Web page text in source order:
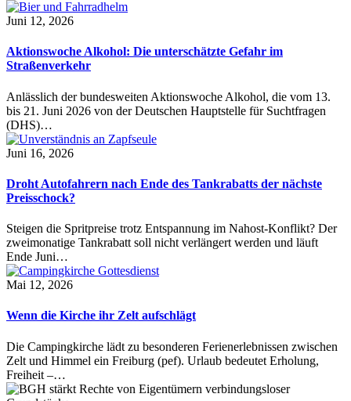
Juni 12, 2026
Aktionswoche Alkohol: Die unterschätzte Gefahr im
Straßenverkehr
Anlässlich der bundesweiten Aktionswoche Alkohol, die vom 13.
bis 21. Juni 2026 von der Deutschen Hauptstelle für Suchtfragen
(DHS)…
Juni 16, 2026
Droht Autofahrern nach Ende des Tankrabatts der nächste
Preisschock?
Steigen die Spritpreise trotz Entspannung im Nahost-Konflikt? Der
zweimonatige Tankrabatt soll nicht verlängert werden und läuft
Ende Juni…
Mai 12, 2026
Wenn die Kirche ihr Zelt aufschlägt
Die Campingkirche lädt zu besonderen Ferienerlebnissen zwischen
Zelt und Himmel ein Freiburg (pef). Urlaub bedeutet Erholung,
Freiheit –…